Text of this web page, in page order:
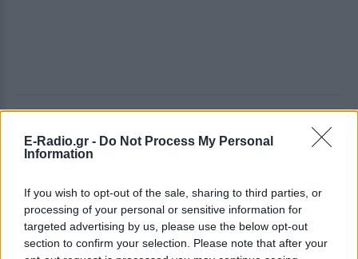
E-Radio.gr - Do Not Process My Personal
Information
If you wish to opt-out of the sale, sharing to third parties, or
processing of your personal or sensitive information for
targeted advertising by us, please use the below opt-out
section to confirm your selection. Please note that after your
«Θέλω τον μπαμπά μου»: Το
βίντεο της μεθυσμένης οδηγού
που σκότωσε νύφη ώρες μετά
τον γάμο της